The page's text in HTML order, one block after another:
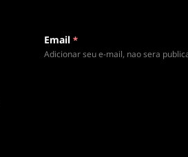
Email *
Adicionar seu e-mail, nao sera